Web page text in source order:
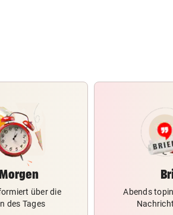
über die
des Tages
Abends